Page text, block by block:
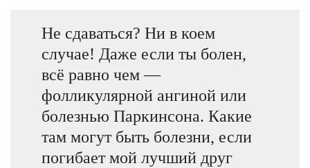
Не сдаваться? Ни в коем
случае! Даже если ты болен,
всё равно чем —
фолликулярной ангиной или
болезнью Паркинсона. Какие
там могут быть болезни, если
погибает мой лучший друг